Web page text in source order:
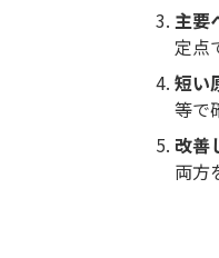
主要
定点
短い
等で
改善
両方